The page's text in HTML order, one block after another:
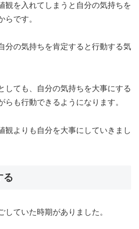
観を入れてしまうと自分の気持ちを
らです。
分の気持ちを肯定すると行動する気
しても、自分の気持ちを大事にする
らも行動できるようになります。
観よりも自分を大事にしていきまし
る
していた時期がありました。